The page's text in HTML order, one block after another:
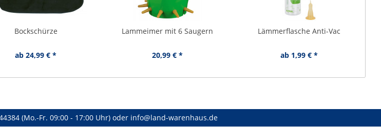
Bockschürze
ab 24,99 € *
Lammeimer mit 6 Saugern
20,99 € *
Lämmerflasche Anti-Vac
ab 1,99 € *
(Mo.-Fr. 09:00 - 17:00 Uhr) oder info@land-warenhaus.de